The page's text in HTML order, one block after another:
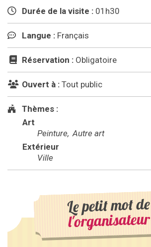
Durée de la visite : 01h30
Langue : Français
Réservation : Obligatoire
Ouvert à : Tout public
Thèmes :
Art
Peinture Autre art
Extérieur
Ville
Le petit mot de
l'organisateur